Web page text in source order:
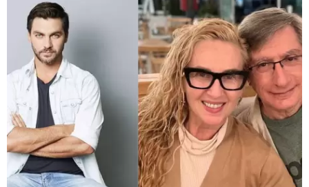
Reacción ante la separación